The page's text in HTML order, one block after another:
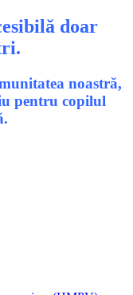
doar
noastră,
pentru copilul